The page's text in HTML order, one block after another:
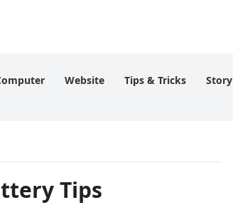
Website Tips & Tricks Story
Tips